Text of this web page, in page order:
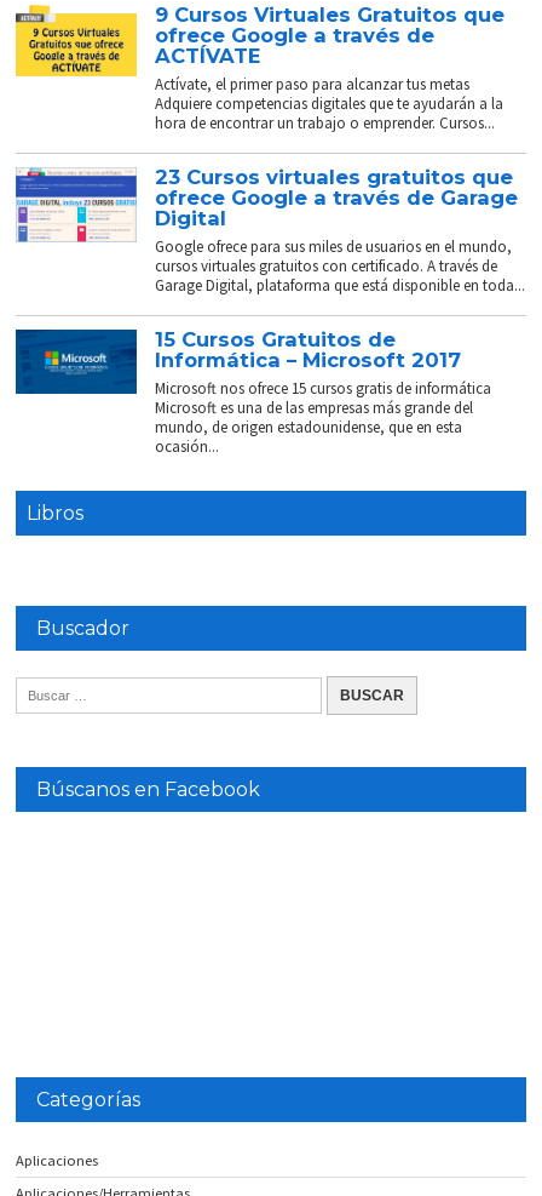
9 Cursos Virtuales Gratuitos que
ofrece Google a través de
ACTÍVATE
Actívate, el primer paso para alcanzar tus metas
Adquiere competencias digitales que te ayudarán a la
hora de encontrar un trabajo o emprender. Cursos...
23 Cursos virtuales gratuitos que
ofrece Google a través de Garage
Digital
Google ofrece para sus miles de usuarios en el mundo,
cursos virtuales gratuitos con certificado. A través de
Garage Digital, plataforma que está disponible en toda...
15 Cursos Gratuitos de
Informática – Microsoft 2017
Microsoft nos ofrece 15 cursos gratis de informática
Microsoft es una de las empresas más grande del
mundo, de origen estadounidense, que en esta
ocasión...
Libros
Buscador
Búscanos en Facebook
Categorías
Aplicaciones